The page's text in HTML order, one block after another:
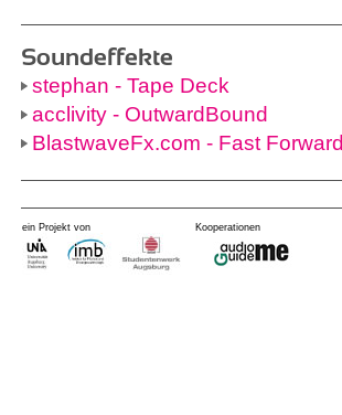
Soundeffekte
stephan - Tape Deck
acclivity - OutwardBound
BlastwaveFx.com - Fast Forward
ein Projekt von Kooperationen